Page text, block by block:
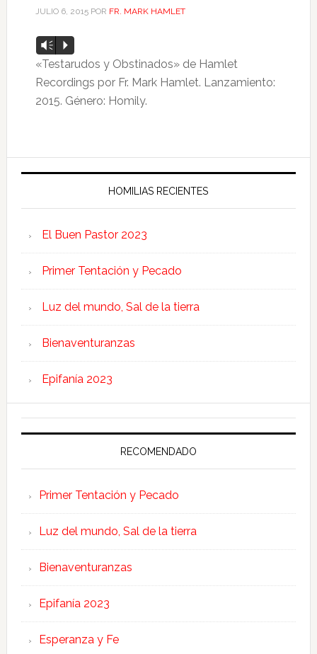
JULIO 6, 2015POR FR. MARK HAMLET
Reproductor
de
audio
Vm P
«Testarudos y Obstinados» de Hamlet
Recordings por Fr. Mark Hamlet. Lanzamiento:
2015. Género: Homily.
HOMILIAS RECIENTES
El Buen Pastor 2023
Primer Tentación y Pecado
Luz del mundo, Sal de la tierra
Bienaventuranzas
Epifanía 2023
RECOMENDADO
Primer Tentación y Pecado
Luz del mundo, Sal de la tierra
Bienaventuranzas
Epifanía 2023
Esperanza y Fe